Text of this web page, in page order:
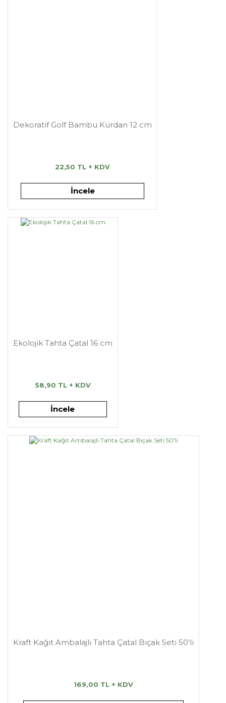
Dekoratif Golf Bambu Kürdan 12 cm
22,50 TL + KDV
İncele
Ekolojik Tahta Çatal 16 cm
58,90 TL + KDV
İncele
Kraft Kağıt Ambalajlı Tahta Çatal Bıçak Seti 50'li
169,00 TL + KDV